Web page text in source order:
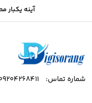
شماره تماس: - 09364268411- 02166942294